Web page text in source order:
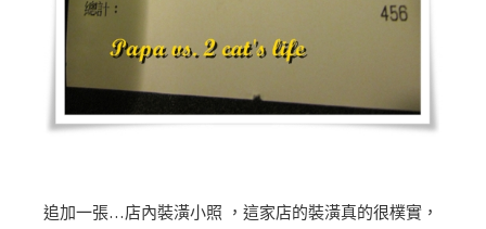
追加一張…店內裝潢小照 ，這家店的裝潢真的很樸實，